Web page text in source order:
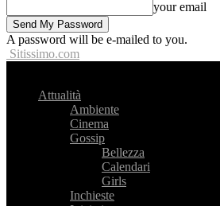
your email
A password will be e-mailed to you.
Sitissimo.com
Attualità
Ambiente
Cinema
Gossip
Bellezza
Calendari
Girls
Inchieste